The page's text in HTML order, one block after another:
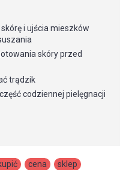
i ujścia mieszków
skóry przed
trądzik
codziennej pielęgnacji
cena sklep